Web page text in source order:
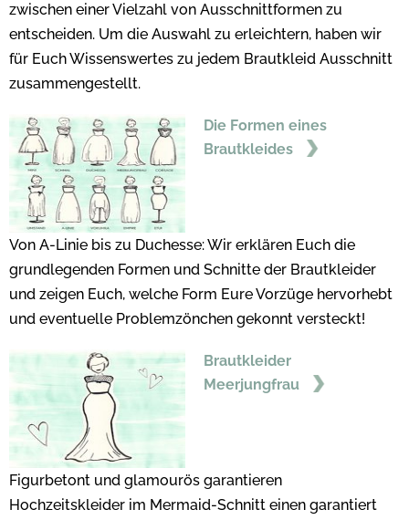
zwischen einer Vielzahl von Ausschnittformen zu
entscheiden. Um die Auswahl zu erleichtern, haben wir
für Euch Wissenswertes zu jedem Brautkleid Ausschnitt
zusammengestellt.
Die Formen eines
Brautkleides
Von A-Linie bis zu Duchesse: Wir erklären Euch die
grundlegenden Formen und Schnitte der Brautkleider
und zeigen Euch, welche Form Eure Vorzüge hervorhebt
und eventuelle Problemzönchen gekonnt versteckt!
Brautkleider
Meerjungfrau
Figurbetont und glamourös garantieren
Hochzeitskleider im Mermaid-Schnitt einen garantiert